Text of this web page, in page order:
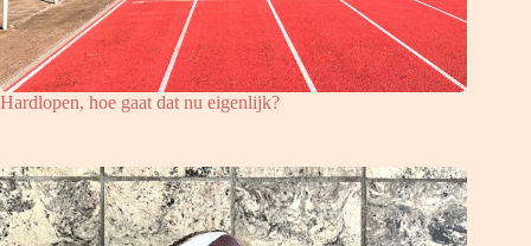
Hardlopen, hoe gaat dat nu eigenlijk?